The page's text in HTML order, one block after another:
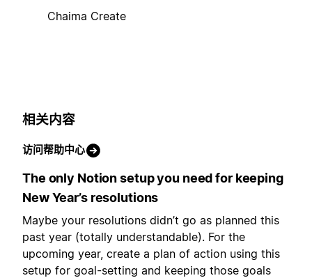
Chaima Create
相关内容
访问帮助中心
The only Notion setup you need for keeping
New Year’s resolutions
Maybe your resolutions didn’t go as planned this
past year (totally understandable). For the
upcoming year, create a plan of action using this
setup for goal-setting and keeping those goals